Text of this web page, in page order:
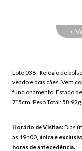
<
Lote 038 - Relógio de
veado e dois cães. Vem
funcionamento. Estado
7*5cm. Peso Total: 58,92g.
Horário de Visitas:Dias
as 19h00, única e
horas de antecedência.